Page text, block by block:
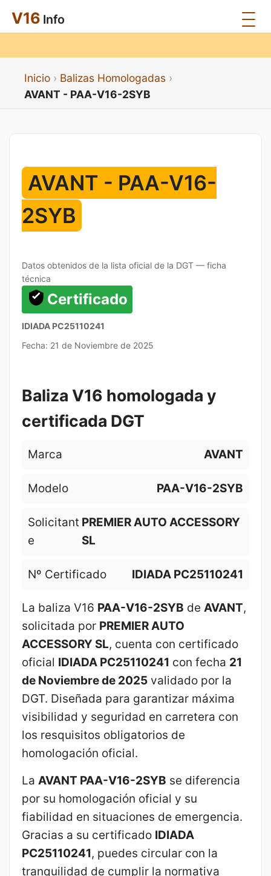
V16 Info
Inicio
Balizas Homologadas
AVANT - PAA-V16-2SYB
AVANT - PAA-V16-
2SYB
Datos obtenidos de la lista oficial de la DGT — ficha
técnica
Certificado
IDIADA PC25110241
Fecha: 21 de Noviembre de 2025
Baliza V16 homologada y
certificada DGT
Marca AVANT
Modelo PAA-V16-2SYB
Solicitant
e
PREMIER AUTO ACCESSORY
SL
Nº Certificado IDIADA PC25110241
La baliza V16 PAA-V16-2SYB de AVANT,
solicitada por PREMIER AUTO
ACCESSORY SL, cuenta con certificado
oficial IDIADA PC25110241 con fecha 21
de Noviembre de 2025 validado por la
DGT. Diseñada para garantizar máxima
visibilidad y seguridad en carretera con
los resquisitos obligatorios de
homologación oficial.
La AVANT PAA-V16-2SYB se diferencia
por su homologación oficial y su
fiabilidad en situaciones de emergencia.
Gracias a su certificado IDIADA
PC25110241, puedes circular con la
tranquilidad de cumplir la normativa